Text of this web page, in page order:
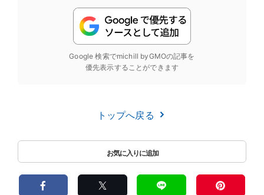
Google 検索でmichill byGMOの記事を
優先表示することができます
トップへ戻る